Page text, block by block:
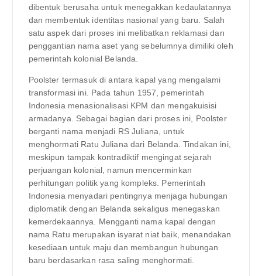
dibentuk berusaha untuk menegakkan kedaulatannya
dan membentuk identitas nasional yang baru. Salah
satu aspek dari proses ini melibatkan reklamasi dan
penggantian nama aset yang sebelumnya dimiliki oleh
pemerintah kolonial Belanda.
Poolster termasuk di antara kapal yang mengalami
transformasi ini. Pada tahun 1957, pemerintah
Indonesia menasionalisasi KPM dan mengakuisisi
armadanya. Sebagai bagian dari proses ini, Poolster
berganti nama menjadi RS Juliana, untuk
menghormati Ratu Juliana dari Belanda. Tindakan ini,
meskipun tampak kontradiktif mengingat sejarah
perjuangan kolonial, namun mencerminkan
perhitungan politik yang kompleks. Pemerintah
Indonesia menyadari pentingnya menjaga hubungan
diplomatik dengan Belanda sekaligus menegaskan
kemerdekaannya. Mengganti nama kapal dengan
nama Ratu merupakan isyarat niat baik, menandakan
kesediaan untuk maju dan membangun hubungan
baru berdasarkan rasa saling menghormati.